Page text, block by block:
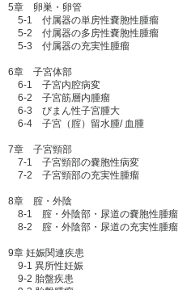
5章 卵巣・卵管
5-1 付属器の単房性嚢胞性腫瘤
5-2 付属器の多房性嚢胞性腫瘤
5-3 付属器の充実性腫瘤
6章 子宮体部
6-1 子宮内腔病変
6-2 子宮筋層内腫瘤
6-3 びまん性子宮腫大
6-4 子宮（腟）留水腫/ 血腫
7章 子宮頸部
7-1 子宮頸部の嚢胞性病変
7-2 子宮頸部の充実性腫瘤
8章 腟・外陰
8-1 腟・外陰部・尿道の嚢胞性腫瘤
8-2 腟・外陰部・尿道の充実性腫瘤
9章 妊娠関連疾患
9-1 異所性妊娠
9-2 胎盤疾患